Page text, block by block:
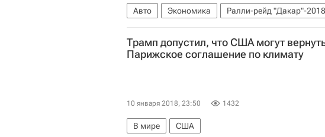
Авто Экономика Ралли-рейд "Дакар"-2018
Трамп допустил, что США могут
Парижское соглашение по климату
10 января 2018, 23:50 1432
В мире США